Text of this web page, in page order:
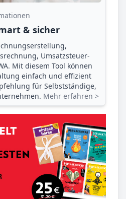
& sicher
Umsatzsteuer­
Mit diesem Tool können
einfach und effizient
für Selbstständige,
Mehr erfahren >